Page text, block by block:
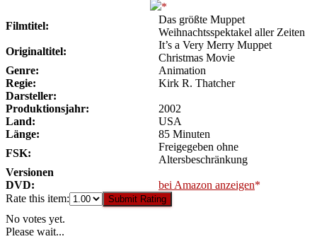
Filmtitel:
Das größte Muppet
Weihnachtsspektakel aller Zeiten
Originaltitel:
It’s a Very Merry Muppet
Christmas Movie
Genre:
Animation
Regie:
Kirk R. Thatcher
Darsteller:
Produktionsjahr:
2002
Land:
USA
Länge:
85 Minuten
FSK:
Freigegeben ohne
Altersbeschränkung
Versionen
DVD:
bei Amazon anzeigen
Rate this item:
Submit Rating
No votes yet.
Please wait...